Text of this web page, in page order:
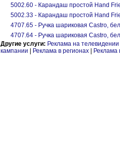
5002.60 - Карандаш простой Hand
5002.33 - Карандаш простой Hand
4707.65 - Ручка шариковая Castro,
4707.64 - Ручка шариковая Castro,
Другие услуги: Реклама на телевидении
кампании
Реклама в регионах Реклама